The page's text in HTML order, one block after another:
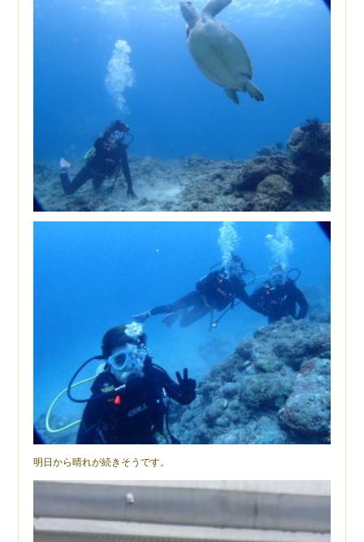
明日から晴れが続きそうです。